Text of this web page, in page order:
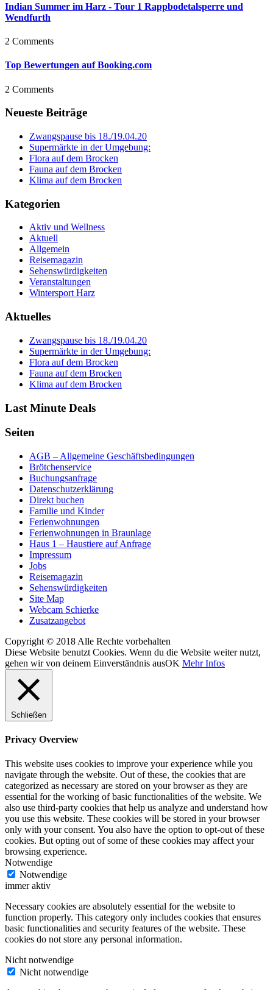
Indian Summer im Harz - Tour 1 Rappbodetalsperre und
Wendfurth
2 Comments
Top Bewertungen auf Booking.com
2 Comments
Neueste Beiträge
Zwangspause bis 18./19.04.20
Supermärkte in der Umgebung:
Flora auf dem Brocken
Fauna auf dem Brocken
Klima auf dem Brocken
Kategorien
Aktiv und Wellness
Aktuell
Allgemein
Reisemagazin
Sehenswürdigkeiten
Veranstaltungen
Wintersport Harz
Aktuelles
Zwangspause bis 18./19.04.20
Supermärkte in der Umgebung:
Flora auf dem Brocken
Fauna auf dem Brocken
Klima auf dem Brocken
Last Minute Deals
Seiten
AGB – Allgemeine Geschäftsbedingungen
Brötchenservice
Buchungsanfrage
Datenschutzerklärung
Direkt buchen
Familie und Kinder
Ferienwohnungen
Ferienwohnungen in Braunlage
Haus 1 – Haustiere auf Anfrage
Impressum
Jobs
Reisemagazin
Sehenswürdigkeiten
Site Map
Webcam Schierke
Zusatzangebot
Copyright © 2018 Alle Rechte vorbehalten
Diese Website benutzt Cookies. Wenn du die Website weiter nutzt,
gehen wir von deinem Einverständnis ausOK Mehr Infos
Schließen
Privacy Overview
This website uses cookies to improve your experience while you
navigate through the website. Out of these, the cookies that are
categorized as necessary are stored on your browser as they are
essential for the working of basic functionalities of the website. We
also use third-party cookies that help us analyze and understand how
you use this website. These cookies will be stored in your browser
only with your consent. You also have the option to opt-out of these
cookies. But opting out of some of these cookies may affect your
browsing experience.
Notwendige
Notwendige
immer aktiv
Necessary cookies are absolutely essential for the website to
function properly. This category only includes cookies that ensures
basic functionalities and security features of the website. These
cookies do not store any personal information.
Nicht notwendige
Nicht notwendige